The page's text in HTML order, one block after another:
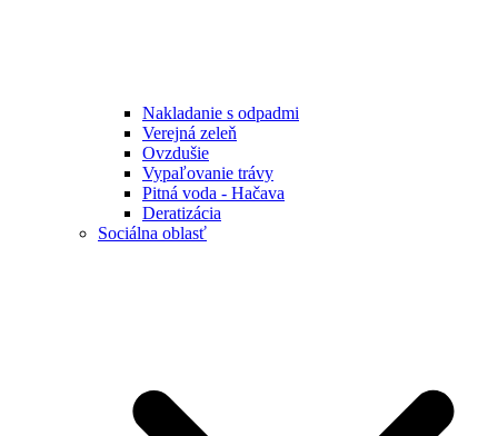
Nakladanie s odpadmi
Verejná zeleň
Ovzdušie
Vypaľovanie trávy
Pitná voda - Hačava
Deratizácia
Sociálna oblasť